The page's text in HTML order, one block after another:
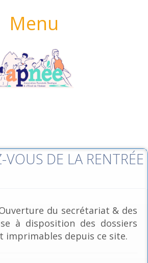
Menu
VOUS DE LA RENTRÉE
du secrétariat & des
à disposition des dossiers
imprimables depuis ce site.